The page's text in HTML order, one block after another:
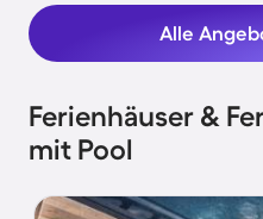
Alle
Ferienhäuser &
mit Pool